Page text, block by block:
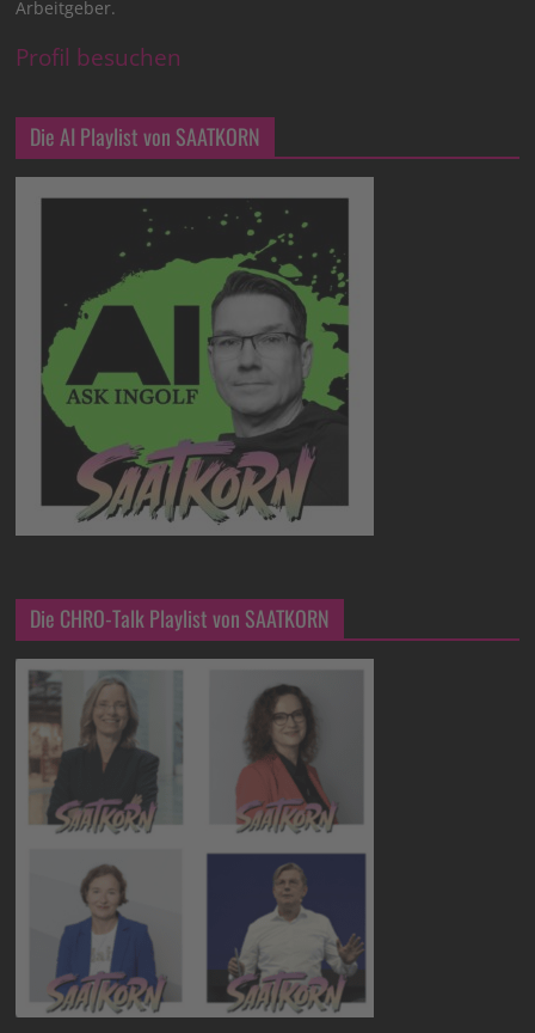
Arbeitgeber.
Profil besuchen
Die AI Playlist von SAATKORN
Die CHRO-Talk Playlist von SAATKORN